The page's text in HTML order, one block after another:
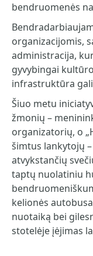
bendruomenės
organizacijomis,
administracija,
gyvybingai
infrastruktūra
Šiuo metu
žmonių –
organizatorių, o
šimtus lankytojų
atvykstančių
taptų nuolatiniu
kelionės
nuotaiką bei
stotelėje įėjimas